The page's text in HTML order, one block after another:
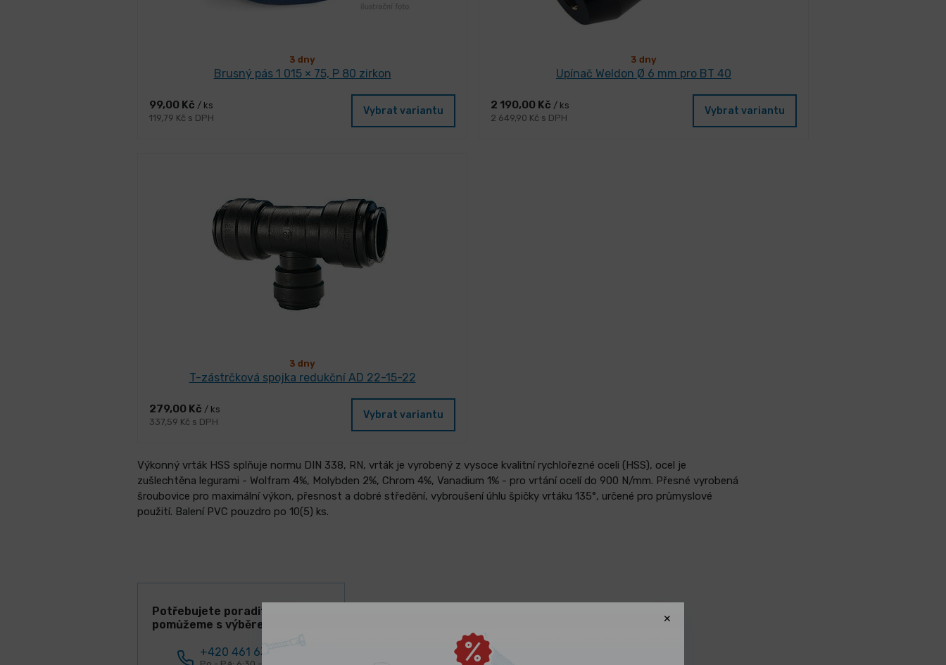
3 dny
Brusný pás 1 015 × 75, P 80 zirkon
99,00 Kč / ks
119,79 Kč s DPH
Vybrat variantu
3 dny
Upínač Weldon Ø 6 mm pro BT 40
2 190,00 Kč / ks
2 649,90 Kč s DPH
Vybrat variantu
3 dny
T-zástrčková spojka redukční AD 22-15-22
279,00 Kč / ks
337,59 Kč s DPH
Vybrat variantu
Výkonný vrták HSS splňuje normu DIN 338, RN, vrták je vyrobený z vysoce kvalitní rychlořezné oceli (HSS), ocel je
zušlechtěna legurami - Wolfram 4%, Molybden 2%, Chrom 4%, Vanadium 1% - pro vrtání ocelí do 900 N/mm. Přesné vyrobená
šroubovice pro maximální výkon, přesnost a dobré středění, vybroušení úhlu špičky vrtáku 135°, určené pro průmyslové
použití. Balení PVC pouzdro po 10(5) ks.
Potřebujete poradit? Rádi Vám
pomůžeme s výběrem!
+420 461 634 161